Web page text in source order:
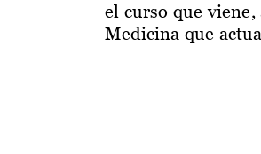
el curso que
Medicina que